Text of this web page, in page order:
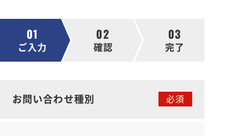
01
ご入力
02
確認
03
完了
お問い合わせ種別